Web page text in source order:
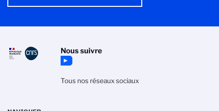
Nous suivre
Tous nos réseaux sociaux